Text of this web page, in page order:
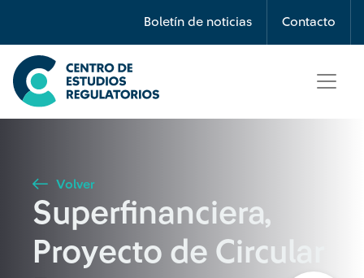
Boletín de noticias Contacto
Búsqueda
Seleccione país
Buscar
Volver
Superfinanciera,
Proyecto de Circular